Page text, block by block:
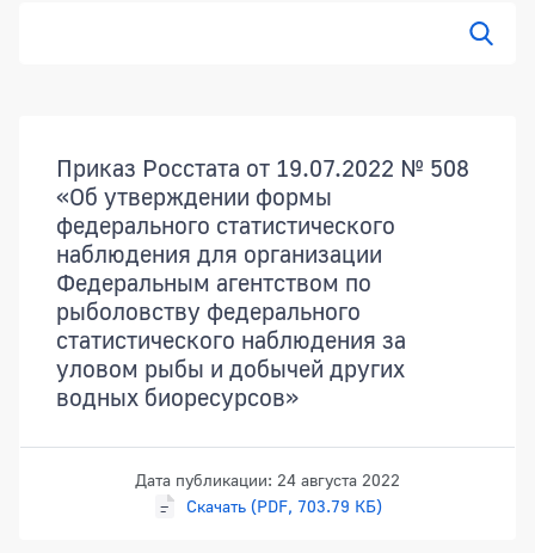
Приказ Росстата от 19.07.2022 № 508
«Об утверждении формы
федерального статистического
наблюдения для организации
Федеральным агентством по
рыболовству федерального
статистического наблюдения за
уловом рыбы и добычей других
водных биоресурсов»
Дата публикации: 24 августа 2022
Скачать (PDF, 703.79 КБ)